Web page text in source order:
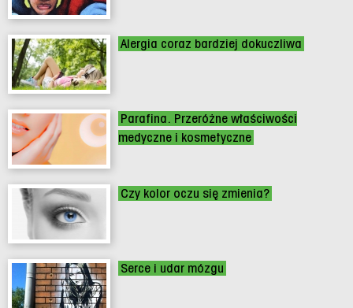
Alergia coraz bardziej dokuczliwa
Parafina. Przeróżne właściwości
medyczne i kosmetyczne
Czy kolor oczu się zmienia?
Serce i udar mózgu